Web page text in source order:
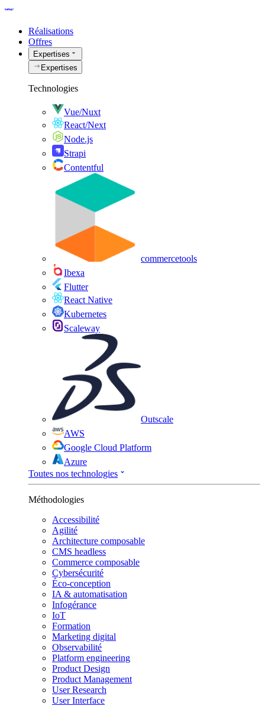
Réalisations
Offres
Expertises
Expertises
Technologies
Vue/Nuxt
React/Next
Node.js
Strapi
Contentful
commercetools
Ibexa
Flutter
React Native
Kubernetes
Scaleway
Outscale
AWS
Google Cloud Platform
Azure
Toutes nos technologies
Méthodologies
Accessibilité
Agilité
Architecture composable
CMS headless
Commerce composable
Cybersécurité
Éco-conception
IA & automatisation
Infogérance
IoT
Formation
Marketing digital
Observabilité
Platform engineering
Product Design
Product Management
User Research
User Interface